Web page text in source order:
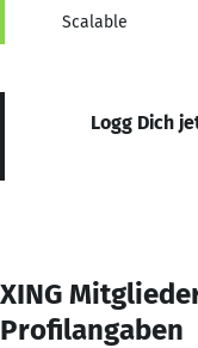
Scalable
Logg Dich
XING
Profilangaben